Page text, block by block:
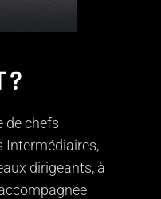
?
de chefs
Intermédiaires,
dirigeants, à